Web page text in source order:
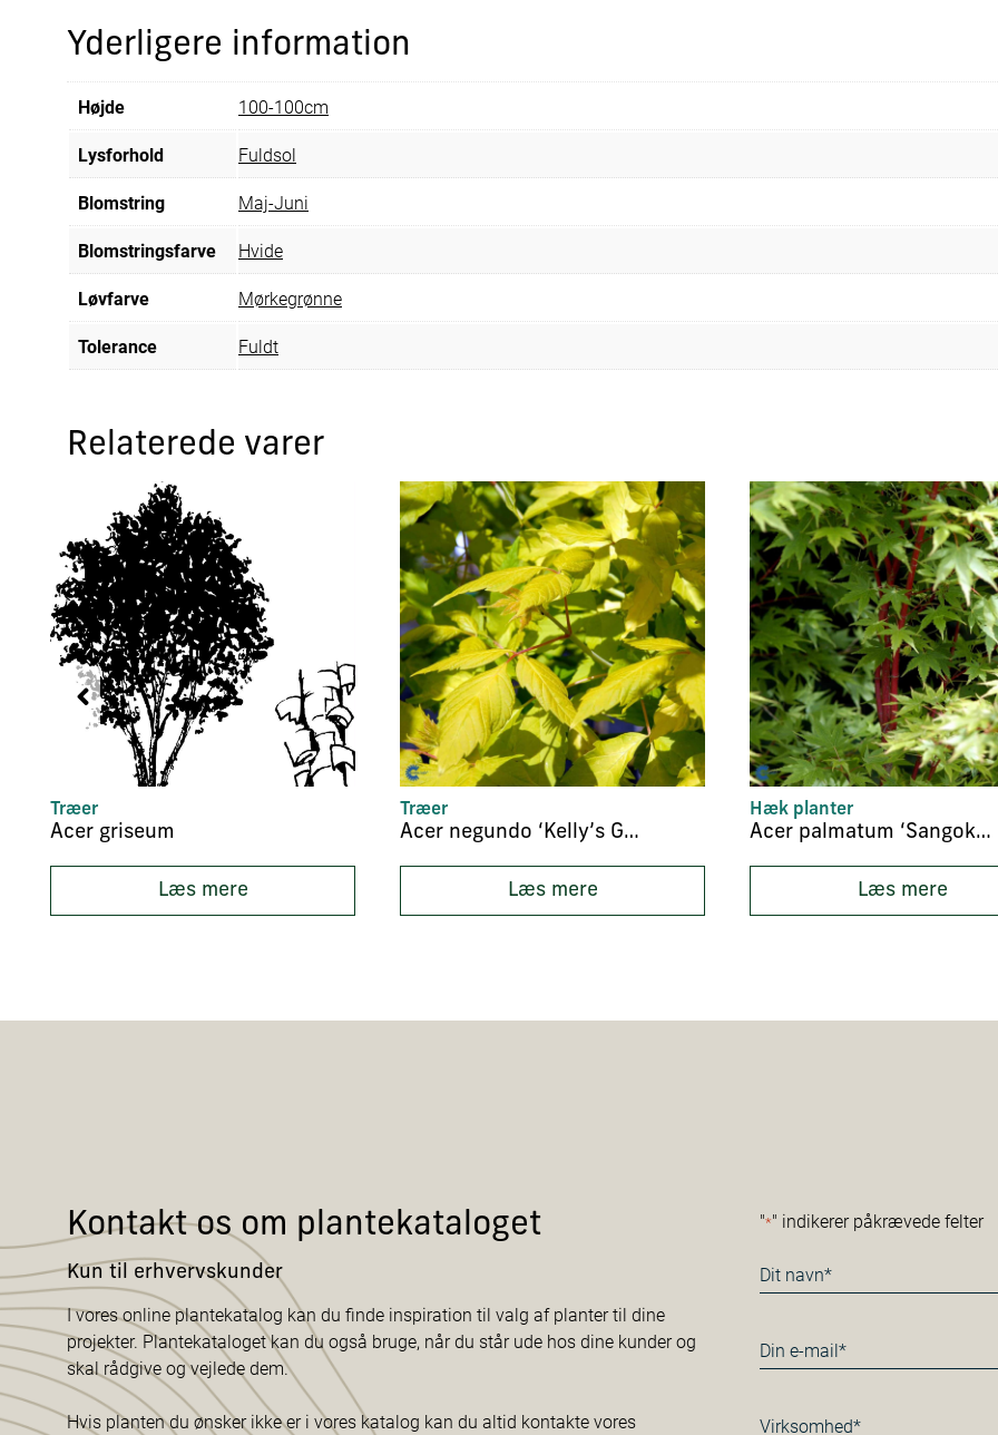
Yderligere information
Højde 100-100cm
Lysforhold Fuldsol
Blomstring Maj-Juni
Blomstringsfarve Hvide
Løvfarve Mørkegrønne
Tolerance Fuldt
Relaterede varer
Træer
Acer griseum
Læs mere
Træer
Acer negundo ‘Kelly’s Gold’
Læs mere
Hæk planter
Acer palmatum ‘Sangokaku’
Læs mere
Kontakt os om plantekataloget
Kun til erhvervskunder
I vores online plantekatalog kan du finde inspiration til valg af planter til dine
projekter. Plantekataloget kan du også bruge, når du står ude hos dine kunder og
skal rådgive og vejlede dem.
Hvis planten du ønsker ikke er i vores katalog kan du altid kontakte vores
"*" indikerer påkrævede felter
Navn
*
E-
mail
Virksomhed*